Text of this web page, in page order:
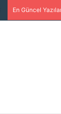
En Güncel